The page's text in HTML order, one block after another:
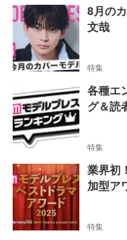
8月の
文哉
特集
各種エ
グ＆読
特集
業界初
加型ア
特集